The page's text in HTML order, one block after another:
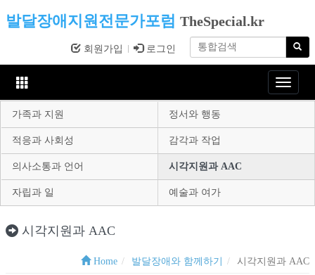
발달장애지원전문가포럼 TheSpecial.kr
회원가입 로그인
Toggle
가족과 지원
정서와 행동
적응과 사회성 감각과 작업
의사소통과 언어 시각지원과 AAC
자립과 일 예술과 여가
시각지원과 AAC
Home 발달장애와 함께하기 시각지원과 AAC